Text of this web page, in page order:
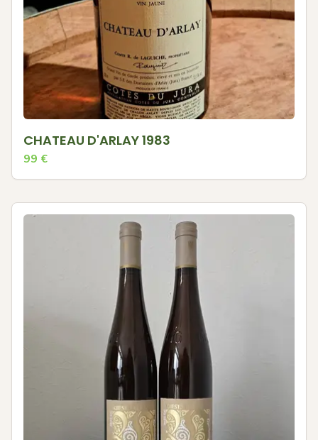
CHATEAU D'ARLAY 1983
99 €